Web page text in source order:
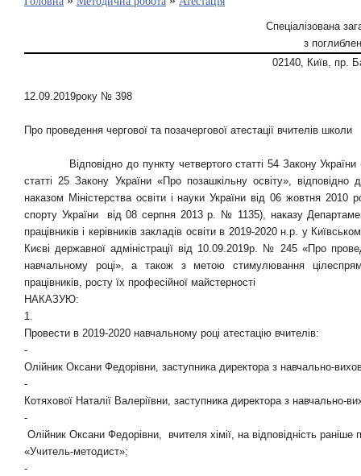
Спеціалізована
з
02140, Київ, пр.
12.09.2019року № 398
Про проведення чергової та позачергової атестації вчителів школи
Відповідно до пункту четвертого статті 54 Закону
статті 25 Закону України «Про позашкільну освіту»,
наказом Міністерства освіти і науки України від 06 жовтня
спорту України
від 08 серпня 2013 р. № 1135), наказу
працівників і керівників закладів освіти в 2019-2020 н.р. у
Києві державної адміністрації від 10.09.2019р. № 245 «Про
навчальному році», а також з метою стимулювання
працівників, росту їх професійної майстерності
НАКАЗУЮ:
1.
Провести в 2019-2020 навчальному році атестацію вчителів:
-
Олійник Оксани Федорівни, заступника директора з навчально-
-
Котяхової Наталії Валеріївни, заступника директора з навчально-
-
Олійник Оксани Федорівни,
вчителя хімії, на відповідність раніше
«Учитель-методист»;
-